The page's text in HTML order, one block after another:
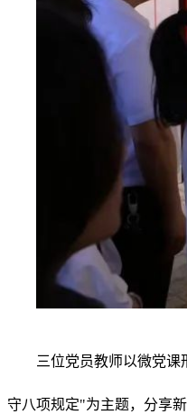
三位党员教师以微党
守八项规定"为主题，分享